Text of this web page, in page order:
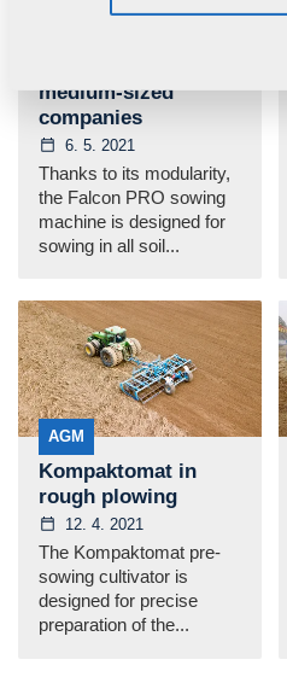
medium-sized
companies
6. 5. 2021
Thanks to its modularity,
the Falcon PRO sowing
machine is designed for
sowing in all soil...
AGM
Kompaktomat in
rough plowing
12. 4. 2021
The Kompaktomat pre-
sowing cultivator is
designed for precise
preparation of the...